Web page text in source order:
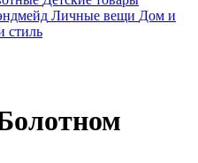
Личные вещи Дом и
стиль